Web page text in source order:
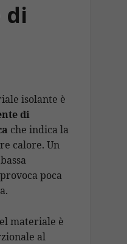
di
isolante è
di
che indica la
calore. Un
poca
materiale è
al